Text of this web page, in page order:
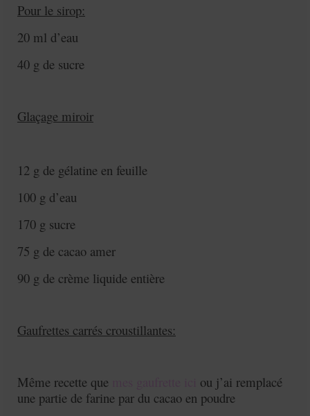
Pour le sirop:
20 ml d’eau
40 g de sucre
Glaçage miroir
12 g de gélatine en feuille
100 g d’eau
170 g sucre
75 g de cacao amer
90 g de crème liquide entière
Gaufrettes carrés croustillantes:
Même recette que
ou j’ai remplacé
une partie de farine par du cacao en poudre